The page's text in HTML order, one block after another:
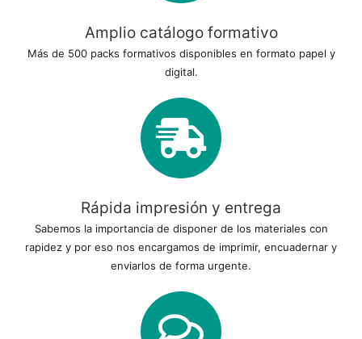
Amplio catálogo formativo
Más de 500 packs formativos disponibles en formato papel y
digital.
Rápida impresión y entrega
Sabemos la importancia de disponer de los materiales con
rapidez y por eso nos encargamos de imprimir, encuadernar y
enviarlos de forma urgente.